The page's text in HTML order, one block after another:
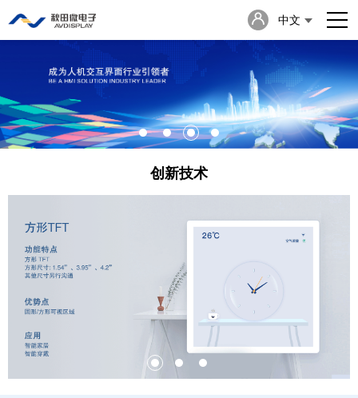
中文
English
日本語
创新技术